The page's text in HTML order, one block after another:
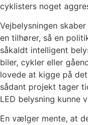
cyklisters noget
Vejbelysningen
en tilhører, så en
såkaldt intelligent
biler, cykler eller
lovede at kigge på
sådant projekt tager
LED belysning kunne
En vælger mente, at